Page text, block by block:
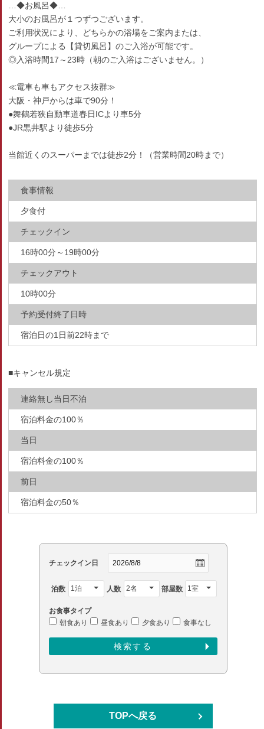
…◆お風呂◆…
大小のお風呂が１つずつございます。
ご利用状況により、どちらかの浴場をご案内または、
グループによる【貸切風呂】のご入浴が可能です。
◎入浴時間17～23時（朝のご入浴はございません。）
≪電車も車もアクセス抜群≫
大阪・神戸からは車で90分！
●舞鶴若狭自動車道春日ICより車5分
●JR黒井駅より徒歩5分
当館近くのスーパーまでは徒歩2分！（営業時間20時まで）
食事情報
夕食付
チェックイン
16時00分～19時00分
チェックアウト
10時00分
予約受付終了日時
宿泊日の1日前22時まで
■キャンセル規定
連絡無し当日不泊
宿泊料金の100％
当日
宿泊料金の100％
前日
宿泊料金の50％
チェックイン日
泊数 人数 部屋数
お食事タイプ
朝食あり
昼食あり 夕食あり 食事なし
TOPへ戻る